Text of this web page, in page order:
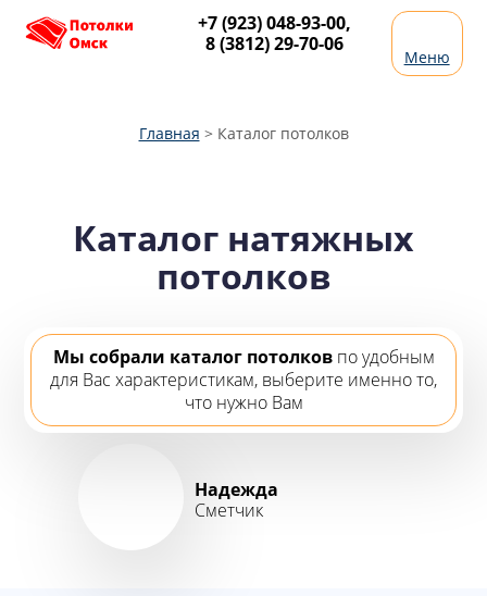
+7 (923) 048-93-00,
8 (3812) 29-70-06
Меню
Главная > Каталог потолков
Каталог натяжных
потолков
Мы собрали каталог потолковпо удобным
для Вас характеристикам, выберите именно то,
что нужно Вам
Надежда
Сметчик